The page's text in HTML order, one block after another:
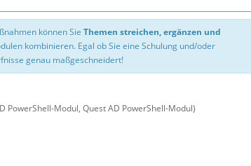
können Sie Themen streichen, ergänzen und
kombinieren. Egal ob Sie eine Schulung und/oder
genau maßgeschneidert!
Modul, Quest AD PowerShell-Modul)